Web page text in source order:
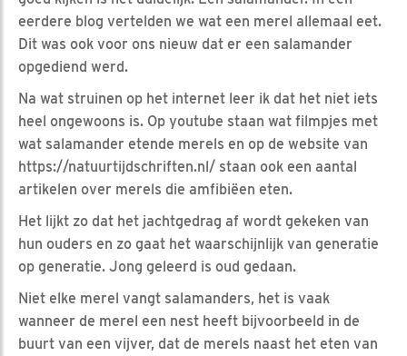
eerdere blog vertelden we wat een merel allemaal eet.
Dit was ook voor ons nieuw dat er een salamander
opgediend werd.
Na wat struinen op het internet leer ik dat het niet iets
heel ongewoons is. Op youtube staan wat filmpjes met
wat salamander etende merels en op de website van
https://natuurtijdschriften.nl/ staan ook een aantal
artikelen over merels die amfibiëen eten.
Het lijkt zo dat het jachtgedrag af wordt gekeken van
hun ouders en zo gaat het waarschijnlijk van generatie
op generatie. Jong geleerd is oud gedaan.
Niet elke merel vangt salamanders, het is vaak
wanneer de merel een nest heeft bijvoorbeeld in de
buurt van een vijver, dat de merels naast het eten van